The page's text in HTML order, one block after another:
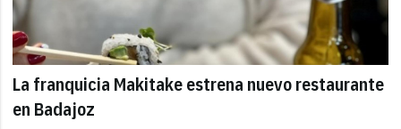
La franquicia Makitake estrena nuevo restaurante
en Badajoz